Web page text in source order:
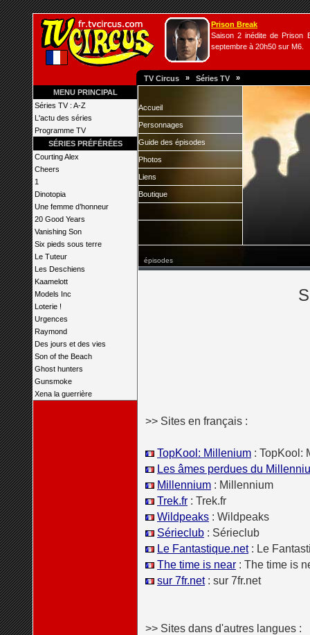
Prison Break
Saison 2 inédite de Prison
septembre à 20h50 sur M6.
TV Circus » Séries TV »
MENU PRINCIPAL
Séries TV : A-Z
L'actu des séries
Programme TV
SÉRIES PRÉFÉRÉES
Courting Alex
Cheers
1
Dinotopia
Une femme d’honneur
20 Good Years
Vanishing Son
Six pieds sous terre
Le Tuteur
Les Deschiens
Kaamelott
Models Inc
Loterie !
Urgences
Raymond
Des jours et des vies
Son of the Beach
Ghost hunters
Gunsmoke
Xena la guerrière
Accueil
Personnages
Guide des épisodes
Photos
Liens
Boutique
épisodes
>> Sites en français :
TopKool: Millenium : TopKool:
Les âmes perdues du
Millennium : Millennium
Trek.fr : Trek.fr
Wildpeaks : Wildpeaks
Sérieclub : Sérieclub
Le Fantastique.net: Le
The time is near : The time is
sur 7fr.net: sur 7fr.net
>> Sites dans d'autres langues :